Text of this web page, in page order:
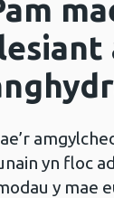
yn floc
y mae